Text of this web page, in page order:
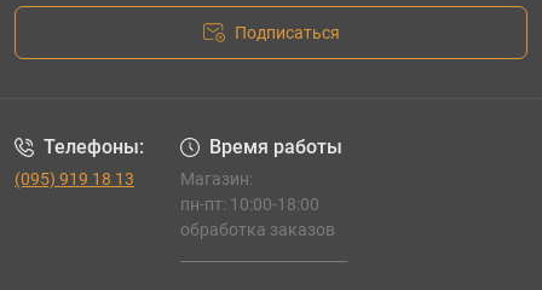
Подписаться
Телефоны:
(095) 919 18 13
Время работы
Магазин:
пн-пт: 10:00-18:00
обработка заказов